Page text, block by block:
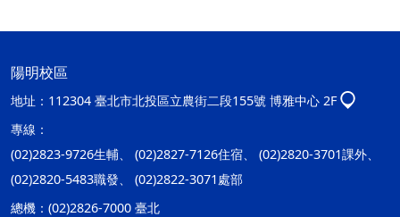
陽明校區
地址： 112304 臺北市北投區立農街二段155號 博雅中心 2F
專線：
(02)2823-9726生輔、 (02)2827-7126住宿、 (02)2820-3701課外、
(02)2820-5483職發、 (02)2822-3071處部
總機： (02)2826-7000 臺北